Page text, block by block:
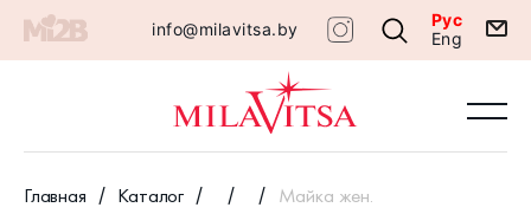
info@milavitsa.by
Рус
Eng
Главная Каталог Майка жен.